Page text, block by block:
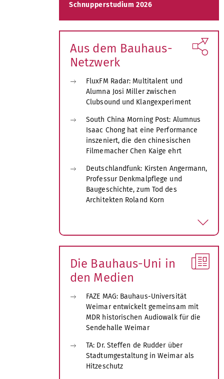
Schnupperstudium 2026
Aus dem Bauhaus-
Netzwerk
FluxFM Radar: Multitalent und
Alumna Josi Miller zwischen
Clubsound und Klangexperiment
South China Morning Post: Alumnus
Isaac Chong hat eine Performance
inszeniert, die den chinesischen
Filmemacher Chen Kaige ehrt
Deutschlandfunk: Kirsten Angermann,
Professur Denkmalpflege und
Baugeschichte, zum Tod des
Architekten Roland Korn
s
k
Die Bauhaus-Uni in
den Medien
FAZE MAG: Bauhaus-Universität
Weimar entwickelt gemeinsam mit
MDR historischen Audiowalk für die
Sendehalle Weimar
TA: Dr. Steffen de Rudder über
Stadtumgestaltung in Weimar als
Hitzeschutz